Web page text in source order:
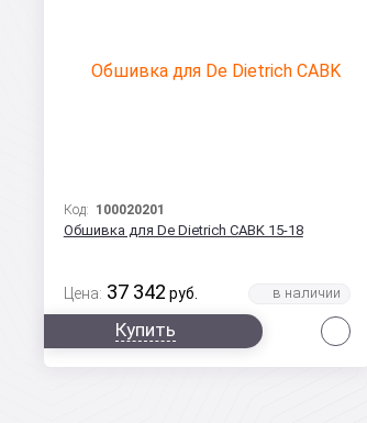
Код: 100020201
Обшивка для De Dietrich CABK 15-18
Цена: 37 342 руб.
Купить